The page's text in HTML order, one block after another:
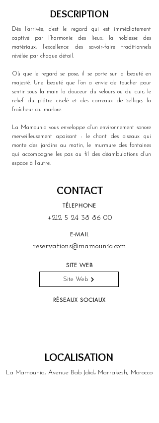
DESCRIPTION
Dès l’arrivée, c’est le regard qui est immédiatement
captivé par l’harmonie des lieux, la noblesse des
matériaux, l’excellence des savoir-faire traditionnels
révélée par chaque détail.
Où que le regard se pose, il se porte sur la beauté en
majesté. Une beauté que l’on a envie de toucher pour
sentir sous la main la douceur du velours ou du cuir, le
relief du plâtre ciselé et des carreaux de zellige, la
fraîcheur du marbre.
La Mamounia vous enveloppe d’un environnement sonore
merveilleusement apaisant : le chant des oiseaux qui
monte des jardins au matin, le murmure des fontaines
qui accompagne les pas au fil des déambulations d’un
espace à l’autre.
TÉLEPHONE
+212 5 24 38 86 00
E-MAIL
reservations@mamounia.com
SITE WEB
Site Web
RÉSEAUX SOCIAUX
CONTACT
LOCALISATION
La Mamounia, Avenue Bab Jdid، Marrakesh, Morocco